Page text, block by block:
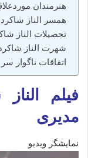
هنرمندان
همسر الناز
تحصیلات الناز
شهرت الناز
اتفاقات ناگوار
فیلم
مدیری
نمایشگر ویدیو